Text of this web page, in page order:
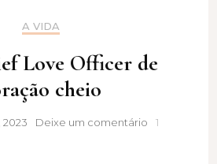
A VIDA
Love Officer de
cheio
2023 Deixe um comentário Uma
1